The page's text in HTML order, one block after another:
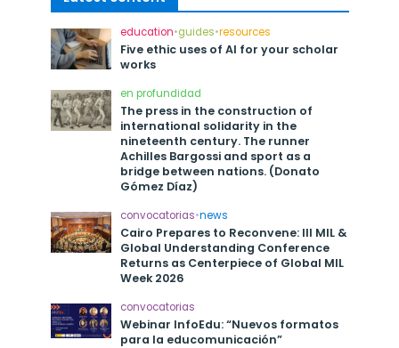
education•guides•resources
Five ethic uses of AI for your scholar
works
en profundidad
The press in the construction of
international solidarity in the
nineteenth century. The runner
Achilles Bargossi and sport as a
bridge between nations. (Donato
Gómez Díaz)
convocatorias•news
Cairo Prepares to Reconvene: III MIL &
Global Understanding Conference
Returns as Centerpiece of Global MIL
Week 2026
convocatorias
Webinar InfoEdu: “Nuevos formatos
para la educomunicación”